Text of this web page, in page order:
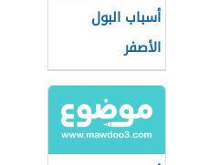
أسباب البول
الأصفر